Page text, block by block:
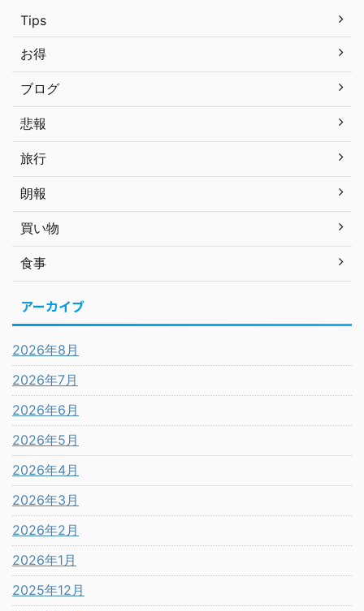
Tips
お得
ブログ
悲報
旅行
朗報
買い物
食事
アーカイブ
2026年8月
2026年7月
2026年6月
2026年5月
2026年4月
2026年3月
2026年2月
2026年1月
2025年12月